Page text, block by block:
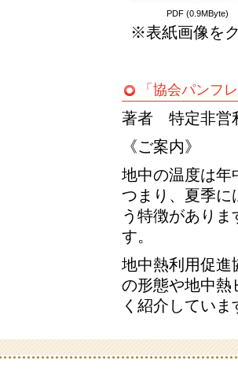
PDF (0.9MByte)
※表紙画像を
「協会パンフ
著者 特定非営
《ご案内》
地中の温度は年
つまり、夏季に
う特徴があり
す。
地中熱利用促進
の形態や地中熱
く紹介していま